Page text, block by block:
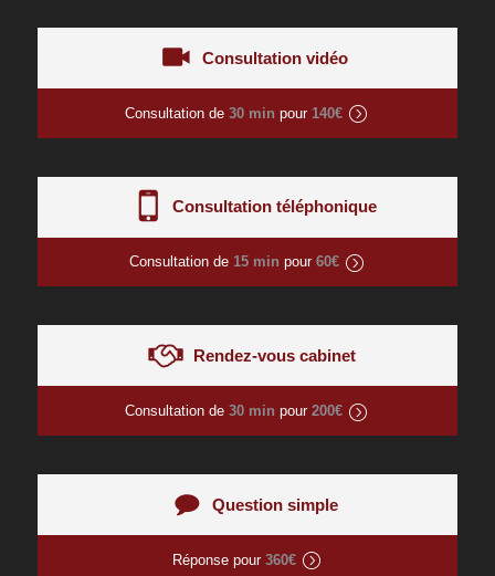
Consultation vidéo
Consultation de30 min pour 140€
Consultation téléphonique
Consultation de 15 min pour 60€
Rendez-vous cabinet
Consultation de30 min pour200€
Question simple
Réponse pour 360€